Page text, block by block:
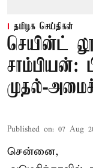
தமிழக செய்திகள்
செயின்ட்
சாம்பியன்:
முதல்-
Published on: 07 Aug
சென்னை,